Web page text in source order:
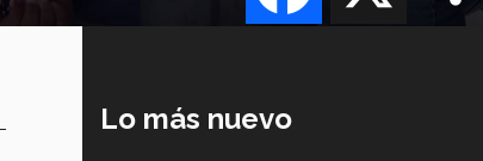
Lo más nuevo